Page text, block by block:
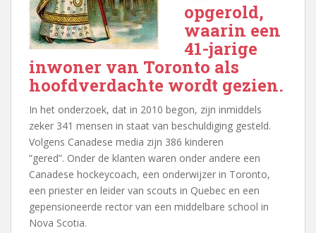
opgerold,
waarin een
41-jarige
inwoner van Toronto als
hoofdverdachte wordt gezien.
In het onderzoek, dat in 2010 begon, zijn inmiddels
zeker 341 mensen in staat van beschuldiging gesteld.
Volgens Canadese media zijn 386 kinderen
”gered”. Onder de klanten waren onder andere een
Canadese hockeycoach, een onderwijzer in Toronto,
een priester en leider van scouts in Quebec en een
gepensioneerde rector van een middelbare school in
Nova Scotia.